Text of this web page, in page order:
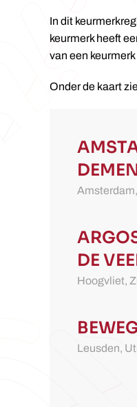
In dit
keurmerk heeft
van een
Onder de kaart
Amsterdam,
DE
Hoogvliet,
Leusden,